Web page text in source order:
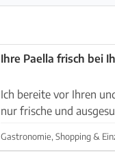
Ihre Paella frisch bei
Ich bereite vor Ihren
nur frische und
Gastronomie, Shopping &